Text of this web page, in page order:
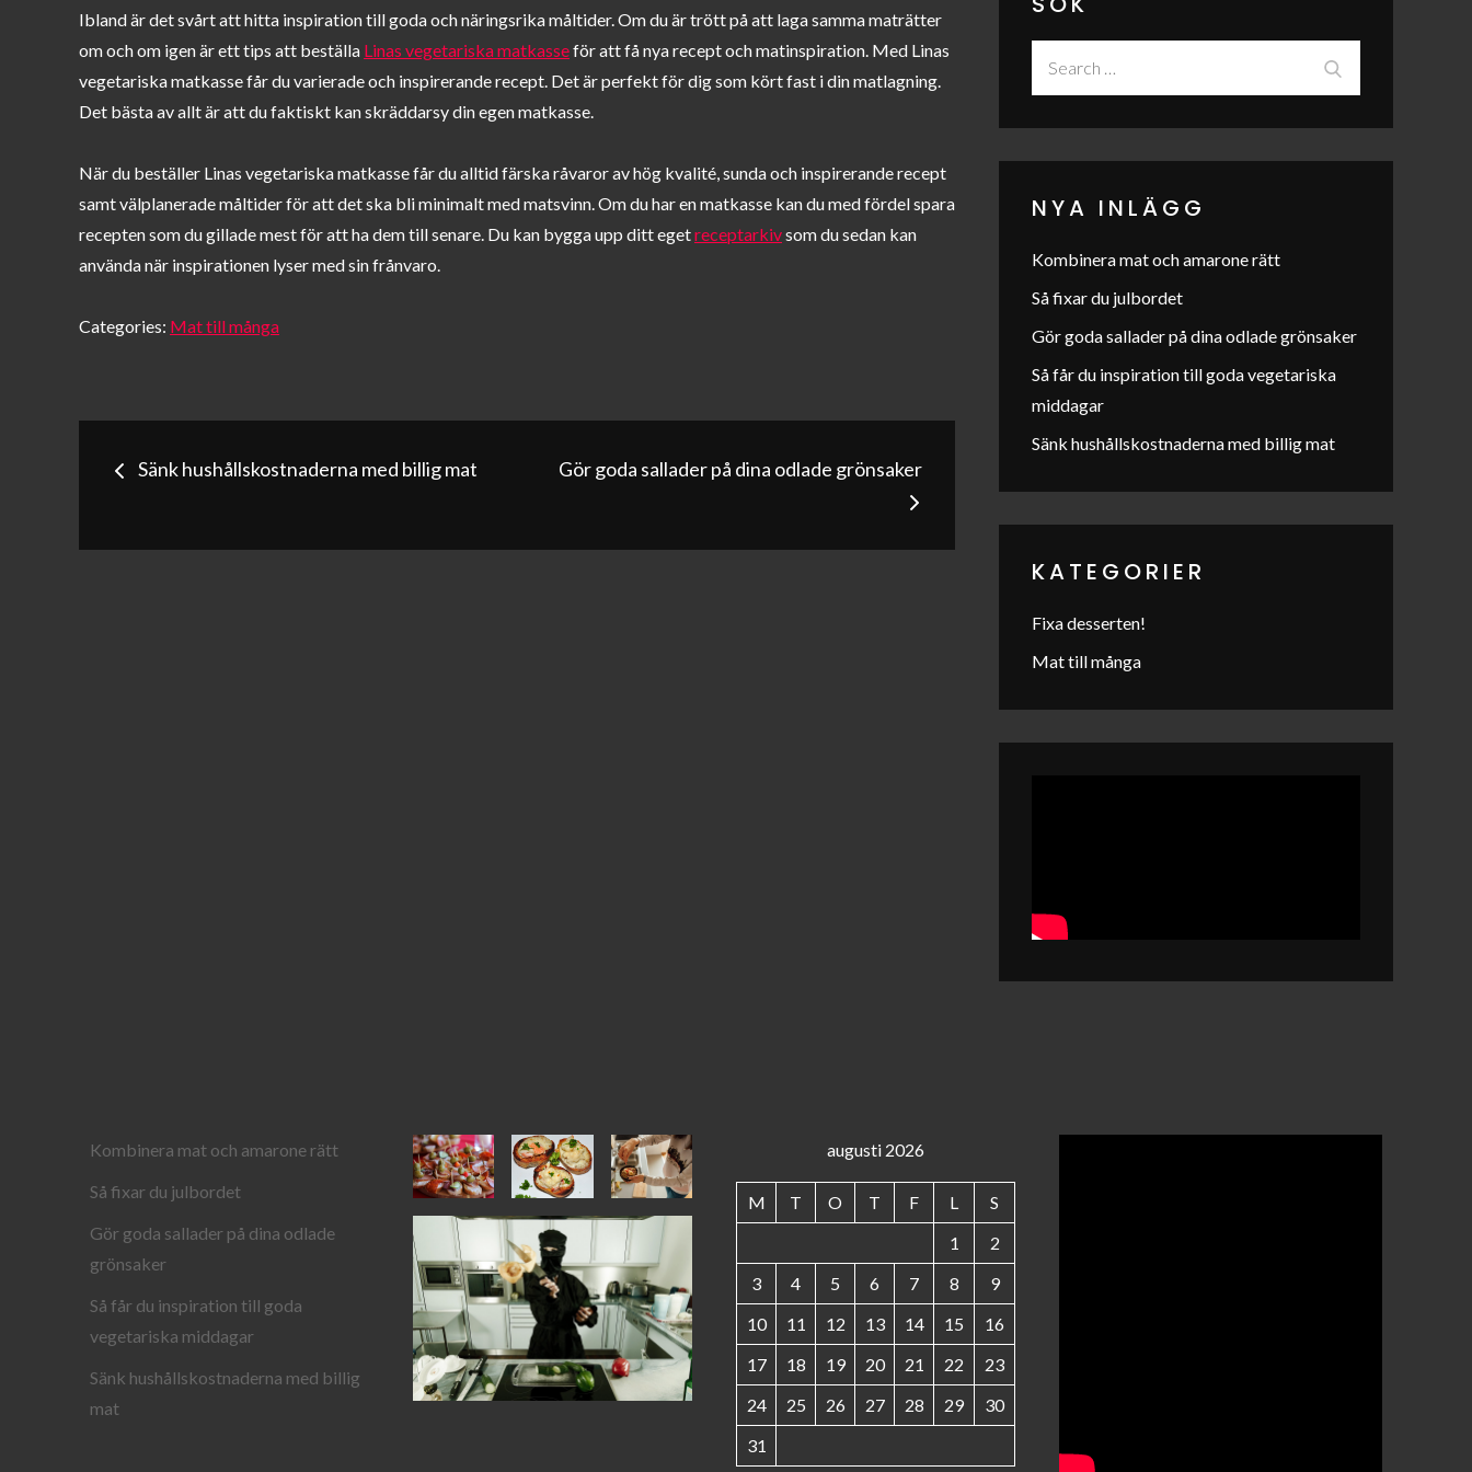
Ibland är det svårt att hitta inspiration till goda och näringsrika måltider. Om du är trött på att laga samma maträtter
om och om igen är ett tips att beställa Linas vegetariska matkasseför att få nya recept och matinspiration. Med Linas
vegetariska matkasse får du varierade och inspirerande recept. Det är perfekt för dig som kört fast i din matlagning.
Det bästa av allt är att du faktiskt kan skräddarsy din egen matkasse.
När du beställer Linas vegetariska matkasse får du alltid färska råvaror av hög kvalité, sunda och inspirerande recept
samt välplanerade måltider för att det ska bli minimalt med matsvinn. Om du har en matkasse kan du med fördel spara
recepten som du gillade mest för att ha dem till senare. Du kan bygga upp ditt egetreceptarkivsom du sedan kan
använda när inspirationen lyser med sin frånvaro.
Categories: Mat till många
Inläggsnavigering
Sänk hushållskostnaderna med billig mat Gör goda sallader på dina odlade grönsaker
NYA INLÄGG
Kombinera mat och amarone rätt
Så fixar du julbordet
Gör goda sallader på dina odlade grönsaker
Så får du inspiration till goda vegetariska
middagar
Sänk hushållskostnaderna med billig mat
KATEGORIER
Fixa desserten!
Mat till många
Kombinera mat och amarone rätt
Så fixar du julbordet
Gör goda sallader på dina odlade
grönsaker
Så får du inspiration till goda
vegetariska middagar
Sänk hushållskostnaderna med billig
mat
augusti 2026
M T O T F L
S
1
2
3
4 5 6 7 8
9
10
11 12 13 14 15
16
17
18 19 20 21 22
23
24
25 26 27 28 29
30
31